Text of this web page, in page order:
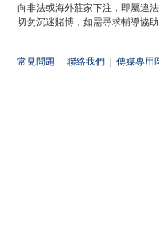
向非法或海外莊家下注，即屬違法
切勿沉迷賭博，如需尋求輔導協
常見問題 聯絡我們 傳媒專用